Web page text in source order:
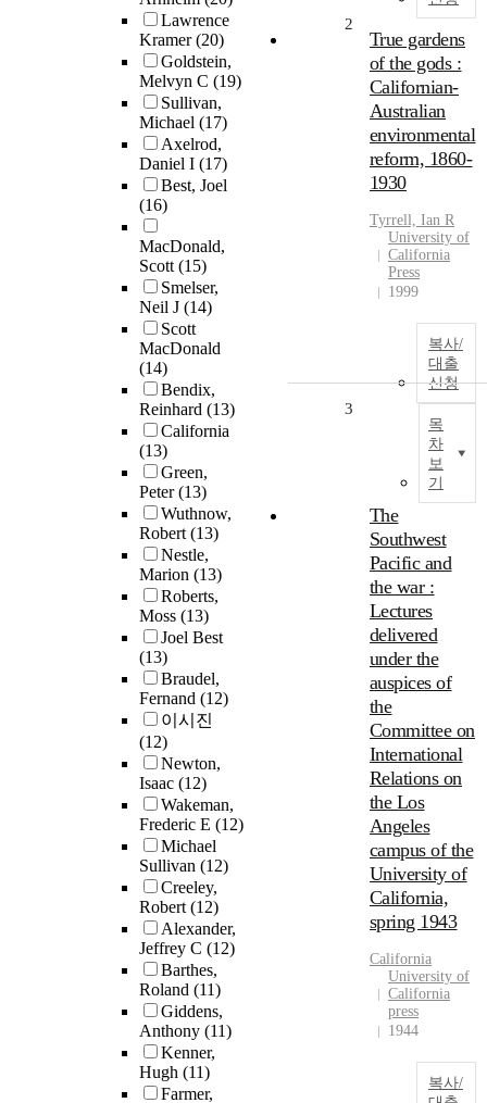
Lawrence
Kramer(20)
Goldstein,
Melvyn C (19)
Sullivan,
Michael (17)
Axelrod,
Daniel I (17)
Best, Joel
(16)
MacDonald,
Scott(15)
Smelser,
Neil J (14)
Scott
MacDonald
(14)
Bendix,
Reinhard (13)
California
(13)
Green,
Peter(13)
Wuthnow,
Robert(13)
Nestle,
Marion (13)
Roberts,
Moss (13)
Joel Best
(13)
Braudel,
Fernand (12)
이시진
(12)
Newton,
Isaac (12)
Wakeman,
Frederic E (12)
Michael
Sullivan (12)
Creeley,
Robert(12)
Alexander,
Jeffrey C (12)
Barthes,
Roland (11)
Giddens,
Anthony (11)
Kenner,
Hugh (11)
Farmer,
2
True gardens
of the gods :
Californian-
Australian
environmental
reform, 1860-
1930
Tyrrell, Ian R
University of
California
Press
1999
복사/
대출
신청
목
차
보
기
3
The
Southwest
Pacific and
the war :
Lectures
delivered
under the
auspices of
the
Committee on
International
Relations on
the Los
Angeles
campus of the
University of
California,
spring 1943
California
University of
California
press
1944
복사/